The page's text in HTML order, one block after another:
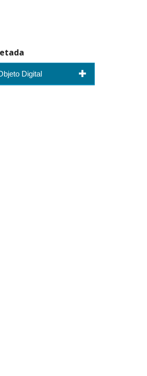
Digital